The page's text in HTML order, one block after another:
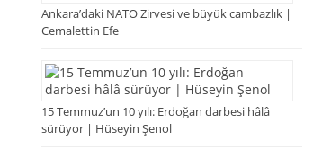
Ankara’daki NATO Zirvesi ve büyük cambazlık |
Cemalettin Efe
15 Temmuz’un 10 yılı: Erdoğan darbesi hâlâ
sürüyor | Hüseyin Şenol